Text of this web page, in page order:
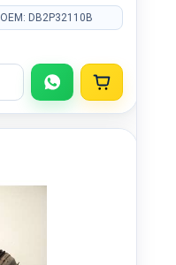
OEM: DB2P32110B